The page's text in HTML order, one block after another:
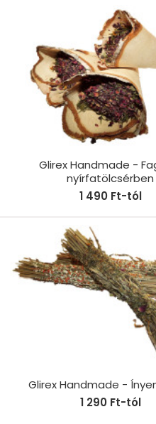
Glirex Handmade -
nyírfatölcsérben
1 490 Ft-tól
Glirex Handmade -
1 290 Ft-tól